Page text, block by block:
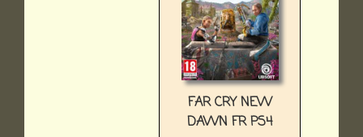
FAR CRY NEW
DAWN FR PS4